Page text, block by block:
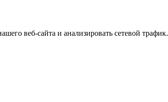
веб-сайта и анализировать сетевой трафик.